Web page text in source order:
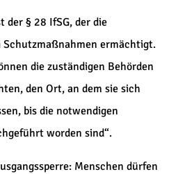
der § 28 IfSG, der die
ermächtigt.
die zuständigen Behörden
den Ort, an dem sie sich
bis die notwendigen
worden sind“.
Menschen dürfen